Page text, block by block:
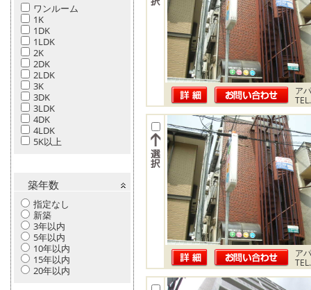
ワンルーム
1K
1DK
1LDK
2K
2DK
2LDK
3K
3DK
3LDK
4DK
4LDK
5K以上
築年数
指定なし
新築
3年以内
5年以内
10年以内
15年以内
20年以内
ア
ア